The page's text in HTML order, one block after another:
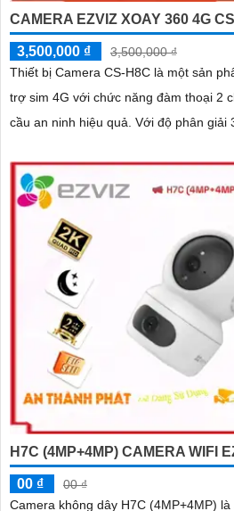
CAMERA EZVIZ XOAY 360 4G
3,500,000 ₫
3,500,000 ₫
Thiết bị Camera CS-H8C là một sản
trợ sim 4G với chức năng đàm thoại 2
cầu an ninh hiệu quả. Với độ
H7C (4MP+4MP) CAMERA WIFI
00 ₫
00 ₫
Camera không dây H7C (4MP+4MP)